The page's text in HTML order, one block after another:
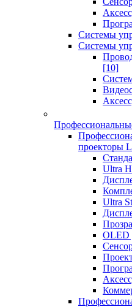
Системы
Системы
[10]
проекторы
Ultra
Ultra
OLED